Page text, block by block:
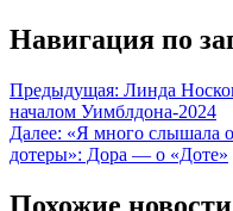
Навигация по
Предыдущая: Линда
началом Уимблдона-2024
Далее: «Я много слышала
дотеры»: Дора — о «Доте»
Похожие новости